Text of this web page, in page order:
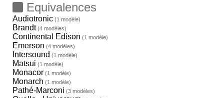
Equivalences
Audiotronic (1 modèle)
Brandt (4 modèles)
Continental Edison (1 modèle)
Emerson (4 modèles)
Intersound (1 modèle)
Matsui (1 modèle)
Monacor (1 modèle)
Monarch (1 modèle)
Pathé-Marconi (3 modèles)